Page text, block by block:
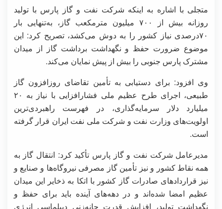
متجلی با اشاره به اینکه شرکت نفت و گاز پارس با تولید
روزانه بیش از ۷۰۰ میلیون مترمکعب گاز، به‌تنهایی بار
۷۰درصدی نیاز کشور را به دوش می‌کشد، تصریح کرد: این
موضوع ضرورت حفظ و نگهداشت برداشت گاز از میدان
مشترک پارس جنوبی را بیش از پیش نمایان می‌کند.
وی افزود: برای دستیابی به تأمین تقاضای روزافزون گاز
طبیعی، اجرای طرح عظیم ملی فشارافزایی با نیاز به ۲۰
میلیارد دلار سرمایه‌گذاری، در فهرست راهبردی‌ترین
اولویت‌های وزارت نفت و شرکت ملی نفت ایران قرار گرفته
است.
مدیرعامل شرکت نفت و گاز پارس تأکید کرد: انتقال گاز به
همه نقاط کشور و نیز تأمین گاز مصرفی نیروگاه‌ها و صنایع و
نیز قراردادهای صادرات گاز کشور با اتکا به ذخایر این میدان
عظیم امضا شده‌اند و در دهه‌های آینده باید برای حفظ و
نگهداشت تولید، افزایش قدرت چانه‌زنی دیپلماسی انرژی